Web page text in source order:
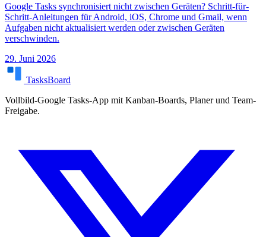
Google Tasks synchronisiert nicht zwischen Geräten? Schritt-für-
Schritt-Anleitungen für Android, iOS, Chrome und Gmail, wenn
Aufgaben nicht aktualisiert werden oder zwischen Geräten
verschwinden.
29. Juni 2026
TasksBoard
Vollbild-Google Tasks-App mit Kanban-Boards, Planer und Team-
Freigabe.